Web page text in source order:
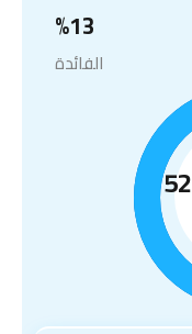
13
%
الفائدة